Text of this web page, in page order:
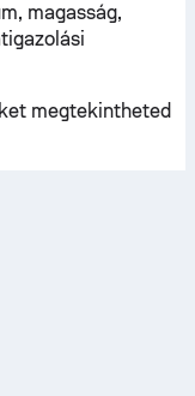
magasság,
megtekintheted